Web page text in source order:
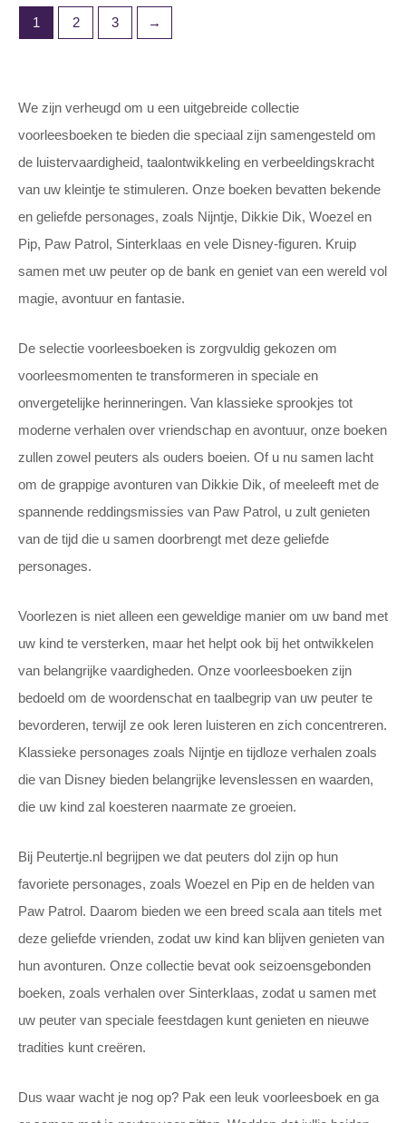
1 2 3 →
We zijn verheugd om u een uitgebreide collectie
voorleesboeken te bieden die speciaal zijn samengesteld om
de luistervaardigheid, taalontwikkeling en verbeeldingskracht
van uw kleintje te stimuleren. Onze boeken bevatten bekende
en geliefde personages, zoals Nijntje, Dikkie Dik, Woezel en
Pip, Paw Patrol, Sinterklaas en vele Disney-figuren. Kruip
samen met uw peuter op de bank en geniet van een wereld vol
magie, avontuur en fantasie.
De selectie voorleesboeken is zorgvuldig gekozen om
voorleesmomenten te transformeren in speciale en
onvergetelijke herinneringen. Van klassieke sprookjes tot
moderne verhalen over vriendschap en avontuur, onze boeken
zullen zowel peuters als ouders boeien. Of u nu samen lacht
om de grappige avonturen van Dikkie Dik, of meeleeft met de
spannende reddingsmissies van Paw Patrol, u zult genieten
van de tijd die u samen doorbrengt met deze geliefde
personages.
Voorlezen is niet alleen een geweldige manier om uw band met
uw kind te versterken, maar het helpt ook bij het ontwikkelen
van belangrijke vaardigheden. Onze voorleesboeken zijn
bedoeld om de woordenschat en taalbegrip van uw peuter te
bevorderen, terwijl ze ook leren luisteren en zich concentreren.
Klassieke personages zoals Nijntje en tijdloze verhalen zoals
die van Disney bieden belangrijke levenslessen en waarden,
die uw kind zal koesteren naarmate ze groeien.
Bij Peutertje.nl begrijpen we dat peuters dol zijn op hun
favoriete personages, zoals Woezel en Pip en de helden van
Paw Patrol. Daarom bieden we een breed scala aan titels met
deze geliefde vrienden, zodat uw kind kan blijven genieten van
hun avonturen. Onze collectie bevat ook seizoensgebonden
boeken, zoals verhalen over Sinterklaas, zodat u samen met
uw peuter van speciale feestdagen kunt genieten en nieuwe
tradities kunt creëren.
Dus waar wacht je nog op? Pak een leuk voorleesboek en ga